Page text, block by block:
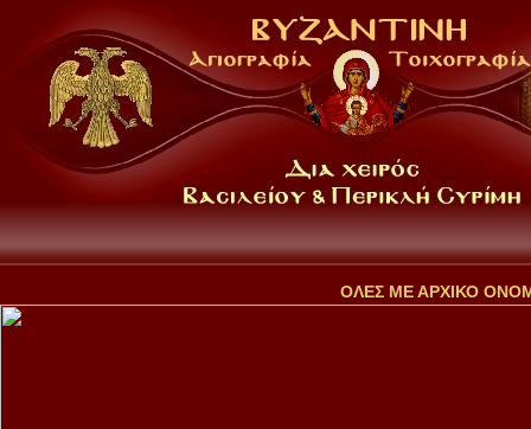
ΟΛΕΣ ΜΕ ΑΡΧΙΚΟ